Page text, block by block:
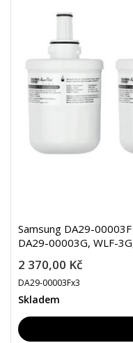
Samsung DA29-
DA29-00003G, WLF-
2 370,00 Kč
DA29-00003Fx3
Skladem